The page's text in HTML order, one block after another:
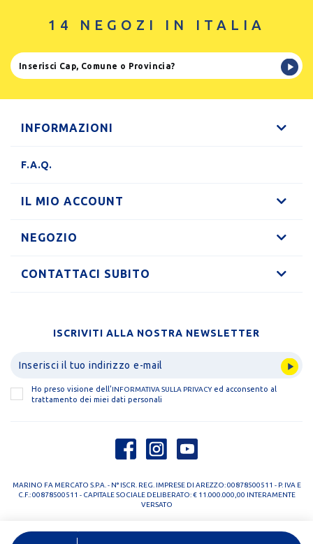
14 NEGOZI IN ITALIA
INFORMAZIONI
F.A.Q.
IL MIO ACCOUNT
NEGOZIO
CONTATTACI SUBITO
ISCRIVITI ALLA NOSTRA NEWSLETTER
Ho preso visione dell' INFORMATIVA SULLA PRIVACYed acconsento al
trattamento dei miei dati personali
MARINO FA MERCATO S.P.A. - N° ISCR. REG. IMPRESE DI AREZZO: 00878500511 - P. IVA E
C.F.: 00878500511 - CAPITALE SOCIALE DELIBERATO: € 11.000.000,00 INTERAMENTE
VERSATO